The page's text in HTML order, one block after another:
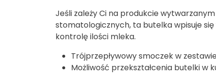
Jeśli zależy Ci na produkcie
stomatologicznych, ta butelka wpisuje
kontrolę ilości mleka.
Trójprzepływowy smoczek w
Możliwość przekształcenia butelki w